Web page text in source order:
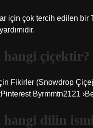
için çok tercih edilen bir
çiçektir?
Fikirler (Snowdrop
Byrmmtn2121
hangi dilin